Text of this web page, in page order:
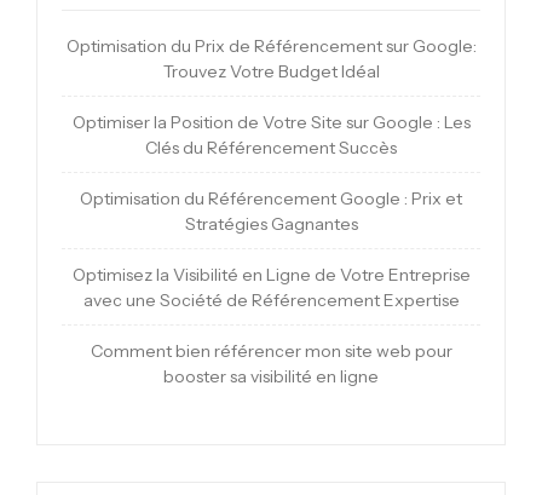
Optimisation du Prix de Référencement sur Google:
Trouvez Votre Budget Idéal
Optimiser la Position de Votre Site sur Google : Les
Clés du Référencement Succès
Optimisation du Référencement Google : Prix et
Stratégies Gagnantes
Optimisez la Visibilité en Ligne de Votre Entreprise
avec une Société de Référencement Expertise
Comment bien référencer mon site web pour
booster sa visibilité en ligne